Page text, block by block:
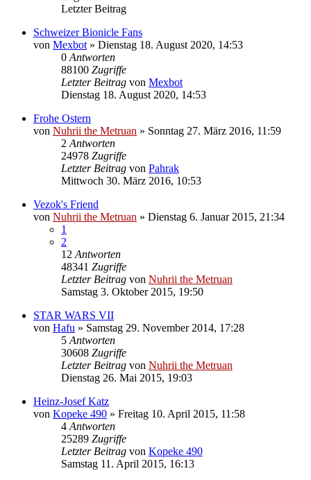
Letzter Beitrag
Schweizer Bionicle Fans
von Mexbot » Dienstag 18. August 2020, 14:53
0 Antworten
88100 Zugriffe
Letzter Beitrag von Mexbot
Dienstag 18. August 2020, 14:53
Frohe Ostern
von Nuhrii the Metruan » Sonntag 27. März 2016, 11:59
2 Antworten
24978 Zugriffe
Letzter Beitrag von Pahrak
Mittwoch 30. März 2016, 10:53
Vezok's Friend
von Nuhrii the Metruan » Dienstag 6. Januar 2015, 21:34
1
2
12 Antworten
48341 Zugriffe
Letzter Beitrag von Nuhrii the Metruan
Samstag 3. Oktober 2015, 19:50
STAR WARS VII
von Hafu » Samstag 29. November 2014, 17:28
5 Antworten
30608 Zugriffe
Letzter Beitrag von Nuhrii the Metruan
Dienstag 26. Mai 2015, 19:03
Heinz-Josef Katz
von Kopeke 490 » Freitag 10. April 2015, 11:58
4 Antworten
25289 Zugriffe
Letzter Beitrag von Kopeke 490
Samstag 11. April 2015, 16:13